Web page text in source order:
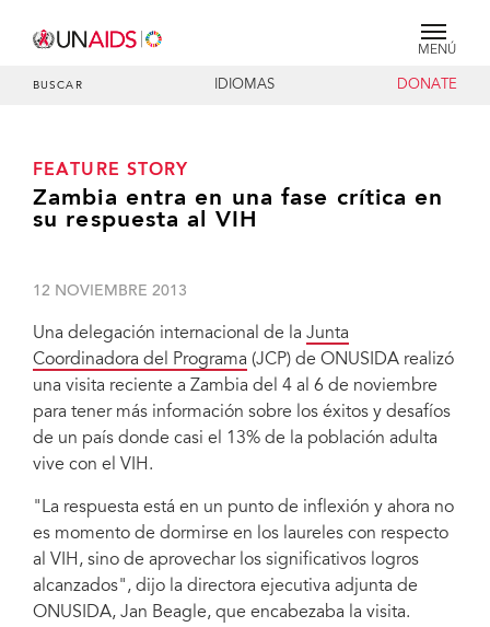
MENÚ
BUSCAR IDIOMAS DONATE
FEATURE STORY
Zambia entra en una fase crítica en
su respuesta al VIH
12 NOVIEMBRE 2013
Una delegación internacional de la Junta
Coordinadora del Programa (JCP) de ONUSIDA realizó
una visita reciente a Zambia del 4 al 6 de noviembre
para tener más información sobre los éxitos y desafíos
de un país donde casi el 13% de la población adulta
vive con el VIH.
"La respuesta está en un punto de inflexión y ahora no
es momento de dormirse en los laureles con respecto
al VIH, sino de aprovechar los significativos logros
alcanzados", dijo la directora ejecutiva adjunta de
ONUSIDA, Jan Beagle, que encabezaba la visita.